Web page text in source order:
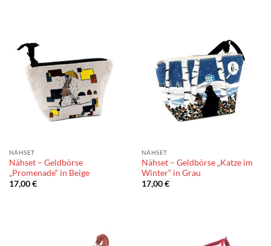
NÄHSET
Nähset – Geldbörse
„Promenade“ in Beige
17,00€
NÄHSET
Nähset – Geldbörse „Katze im
Winter“ in Grau
17,00€